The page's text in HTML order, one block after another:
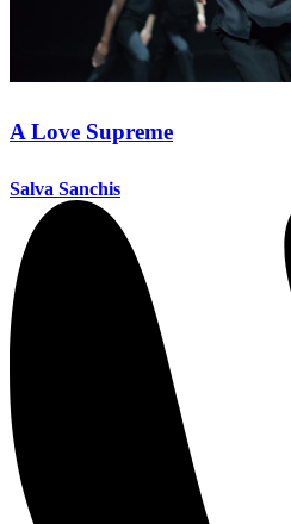
A Love Supreme
Salva Sanchis